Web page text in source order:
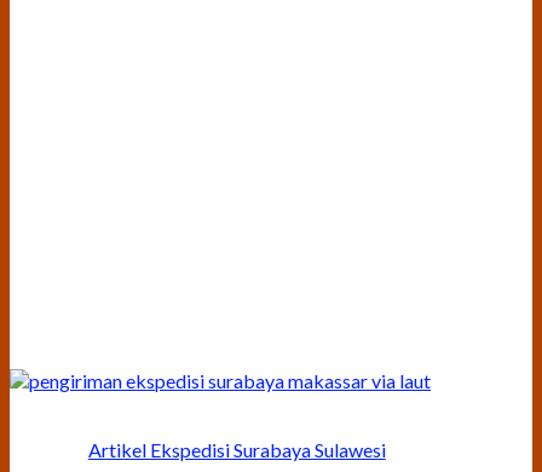
Artikel Ekspedisi Surabaya Sulawesi